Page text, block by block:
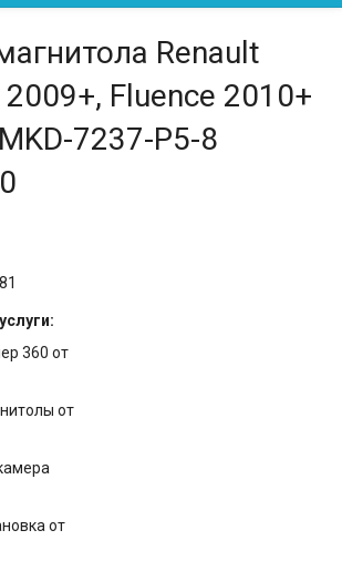
Renault
2009+, Fluence 2010+
7237-P5-8
360 от
от
от